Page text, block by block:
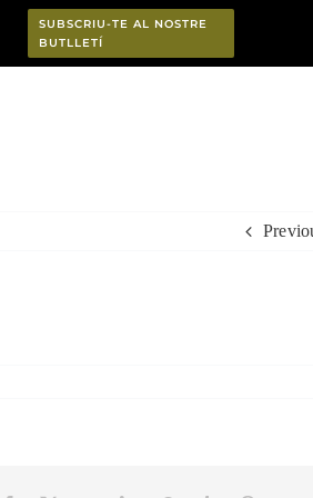
SUBSCRIU-TE AL NOSTRE
BUTLLETÍ